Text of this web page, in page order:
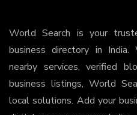
World Search is your
business directory in
nearby services, verified
business listings, World
local solutions. Add your